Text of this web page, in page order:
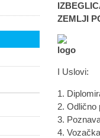
ZEMLJI
I Uslovi:
1.
2. Odlično
3.
4.